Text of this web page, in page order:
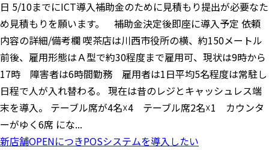
日 5/10までにICT導入補助金のために見積もり提出が必要なた
め見積もりを願います。 補助金決定後即座に導入予定 依頼
内容の詳細/備考欄 喫茶店は川西市役所の横、約150メートル
前後、雇用形態はＡ型で約30程度まで雇用可、現状は9時から
17時 障害者は6時間勤務 雇用者は1日平均5名程度は常駐し
日程で人が入れ替わる。 現在は昔のレジとキャッシュレス端
末を導入。 テーブル席が4名☓4 テーブル席2名☓1 カウンタ
ーがゆく6席 にな...
新店舗OPENにつきPOSシステムを導入したい